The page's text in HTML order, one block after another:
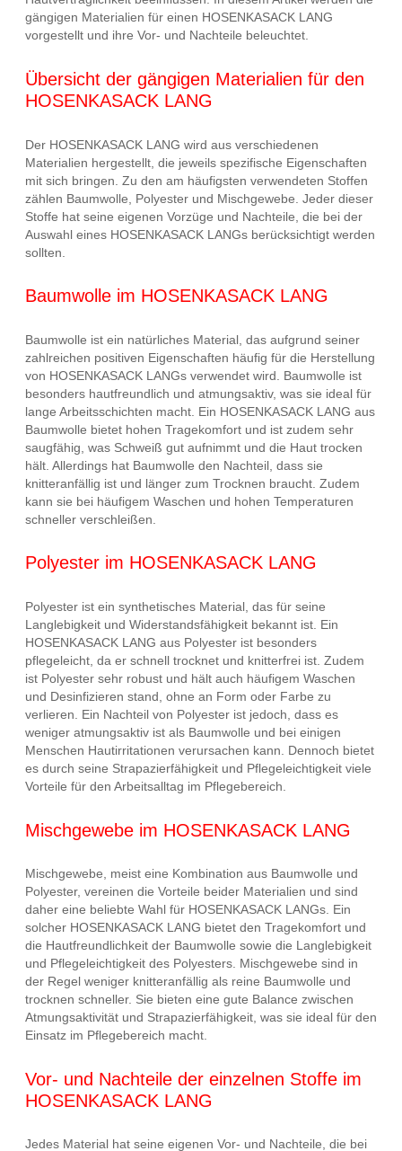
gängigen Materialien für einen HOSENKASACK LANG
vorgestellt und ihre Vor- und Nachteile beleuchtet.
Übersicht der gängigen Materialien für den
HOSENKASACK LANG
Der HOSENKASACK LANG wird aus verschiedenen
Materialien hergestellt, die jeweils spezifische Eigenschaften
mit sich bringen. Zu den am häufigsten verwendeten Stoffen
zählen Baumwolle, Polyester und Mischgewebe. Jeder dieser
Stoffe hat seine eigenen Vorzüge und Nachteile, die bei der
Auswahl eines HOSENKASACK LANGs berücksichtigt werden
sollten.
Baumwolle im HOSENKASACK LANG
Baumwolle ist ein natürliches Material, das aufgrund seiner
zahlreichen positiven Eigenschaften häufig für die Herstellung
von HOSENKASACK LANGs verwendet wird. Baumwolle ist
besonders hautfreundlich und atmungsaktiv, was sie ideal für
lange Arbeitsschichten macht. Ein HOSENKASACK LANG aus
Baumwolle bietet hohen Tragekomfort und ist zudem sehr
saugfähig, was Schweiß gut aufnimmt und die Haut trocken
hält. Allerdings hat Baumwolle den Nachteil, dass sie
knitteranfällig ist und länger zum Trocknen braucht. Zudem
kann sie bei häufigem Waschen und hohen Temperaturen
schneller verschleißen.
Polyester im HOSENKASACK LANG
Polyester ist ein synthetisches Material, das für seine
Langlebigkeit und Widerstandsfähigkeit bekannt ist. Ein
HOSENKASACK LANG aus Polyester ist besonders
pflegeleicht, da er schnell trocknet und knitterfrei ist. Zudem
ist Polyester sehr robust und hält auch häufigem Waschen
und Desinfizieren stand, ohne an Form oder Farbe zu
verlieren. Ein Nachteil von Polyester ist jedoch, dass es
weniger atmungsaktiv ist als Baumwolle und bei einigen
Menschen Hautirritationen verursachen kann. Dennoch bietet
es durch seine Strapazierfähigkeit und Pflegeleichtigkeit viele
Vorteile für den Arbeitsalltag im Pflegebereich.
Mischgewebe im HOSENKASACK LANG
Mischgewebe, meist eine Kombination aus Baumwolle und
Polyester, vereinen die Vorteile beider Materialien und sind
daher eine beliebte Wahl für HOSENKASACK LANGs. Ein
solcher HOSENKASACK LANG bietet den Tragekomfort und
die Hautfreundlichkeit der Baumwolle sowie die Langlebigkeit
und Pflegeleichtigkeit des Polyesters. Mischgewebe sind in
der Regel weniger knitteranfällig als reine Baumwolle und
trocknen schneller. Sie bieten eine gute Balance zwischen
Atmungsaktivität und Strapazierfähigkeit, was sie ideal für den
Einsatz im Pflegebereich macht.
Vor- und Nachteile der einzelnen Stoffe im
HOSENKASACK LANG
Jedes Material hat seine eigenen Vor- und Nachteile, die bei